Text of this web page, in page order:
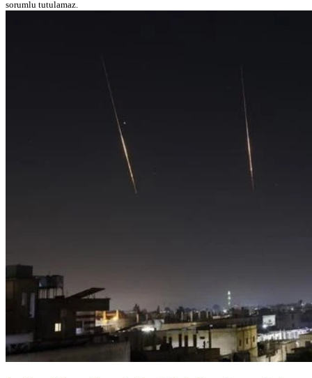
sorumlu tutulamaz.